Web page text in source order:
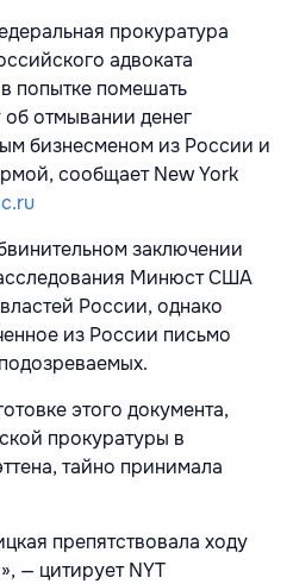
прокуратура
адвоката
попытке помешать
отмывании денег
бизнесменом из России и
сообщает New York
заключении
Минюст США
России, однако
из России письмо
этого документа,
прокуратуры в
тайно принимала
препятствовала ходу
— цитирует NYT